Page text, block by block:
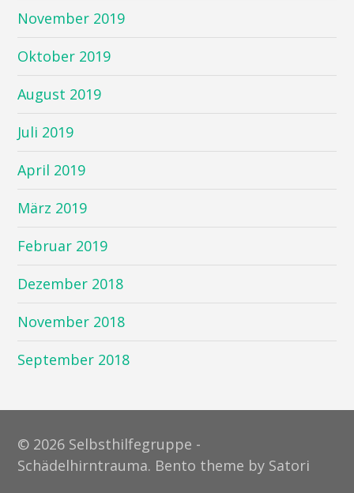
November 2019
Oktober 2019
August 2019
Juli 2019
April 2019
März 2019
Februar 2019
Dezember 2018
November 2018
September 2018
© 2026 Selbsthilfegruppe -
Schädelhirntrauma. Bento theme by Satori